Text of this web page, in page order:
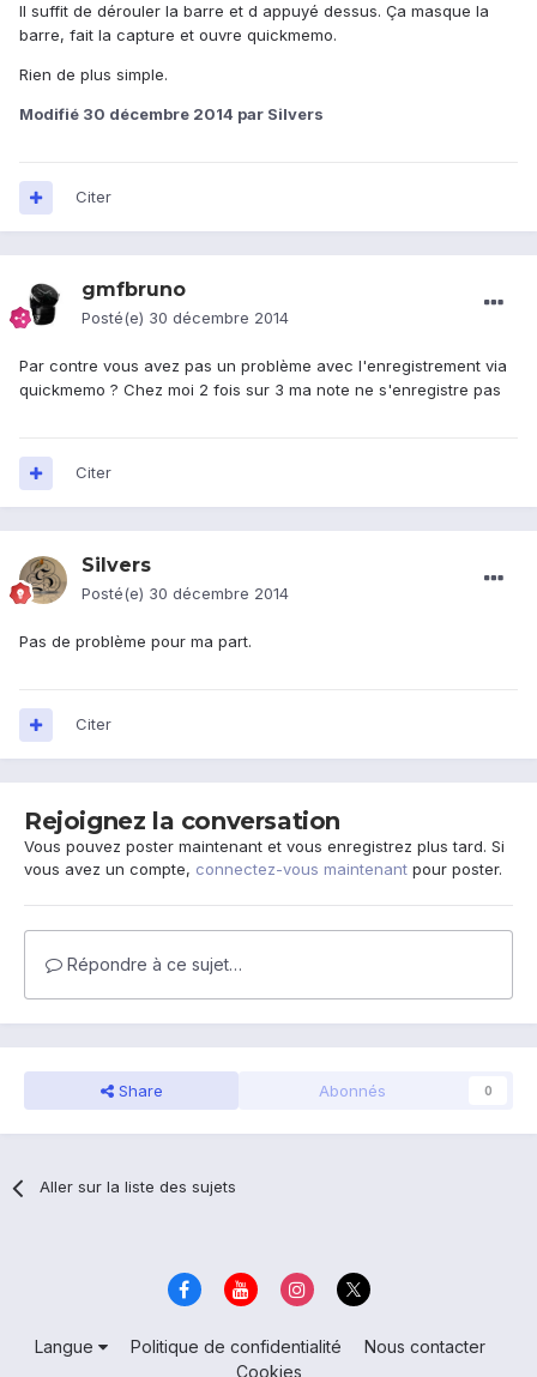
Il suffit de dérouler la barre et d appuyé dessus. Ça masque la
barre, fait la capture et ouvre quickmemo.
Rien de plus simple.
Modifié 30 décembre 2014 par Silvers
Citer
gmfbruno
Posté(e) 30 décembre 2014
Par contre vous avez pas un problème avec l'enregistrement via
quickmemo ? Chez moi 2 fois sur 3 ma note ne s'enregistre pas
Citer
Silvers
Posté(e) 30 décembre 2014
Pas de problème pour ma part.
Citer
Rejoignez la conversation
Vous pouvez poster maintenant et vous enregistrez plus tard. Si
vous avez un compte, connectez-vous maintenant pour poster.
Répondre à ce sujet…
Share Abonnés 0
Aller sur la liste des sujets
Langue Politique de confidentialité
Nous contacter
Cookies